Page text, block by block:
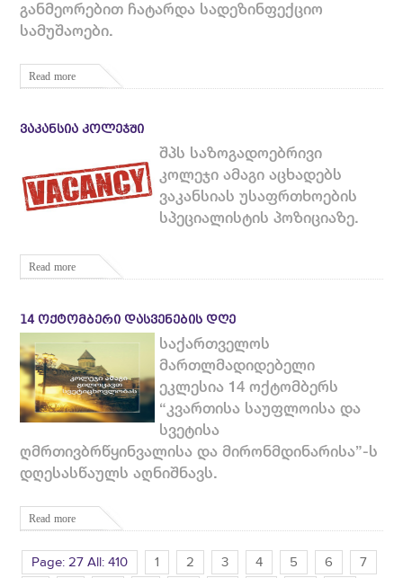
განმეორებით ჩატარდა სადეზინფექციო
სამუშაოები.
Read more
ᲕᲐᲙᲐᲜᲡᲘᲐ ᲙᲝᲚᲔᲯᲨᲘ
შპს საზოგადოებრივი
კოლეჯი ამაგი აცხადებს
ვაკანსიას უსაფრთხოების
სპეციალისტის პოზიციაზე.
Read more
14 ᲝᲥᲢᲝᲛᲑᲔᲠᲘ ᲓᲐᲡᲕᲔᲜᲔᲑᲘᲡ ᲓᲦᲔ
საქართველოს
მართლმადიდებელი
ეკლესია 14 ოქტომბერს
“კვართისა საუფლოისა და
სვეტისა
ღმრთივბრწყინვალისა და მირონმდინარისა”-ს
დღესასწაულს აღნიშნავს.
Read more
Page: 27 All: 410 1 2 3 4 5 6
7